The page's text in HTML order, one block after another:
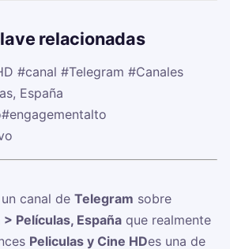
relacionadas
#canal #Telegram #Canales
España
#engagementalto
canal de Telegram sobre
Películas, España que realmente
Peliculas y Cine HDes una de